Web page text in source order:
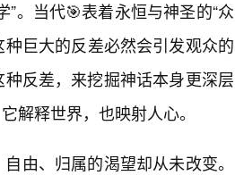
。当代🎯表着永恒与神圣的“众
巨大的反差必然会引发观众的
反差，来挖掘神话本身更深层
解释世界，也映射人心。
由、归属的渴望却从未改变。